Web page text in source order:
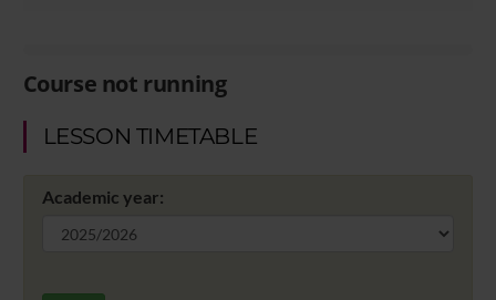
Course not running
LESSON TIMETABLE
Academic year: